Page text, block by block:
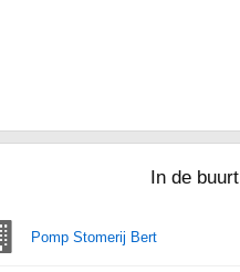
In de buurt
Pomp Stomerij Bert